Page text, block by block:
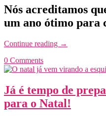
Nós acreditamos
um ano ótimo para
Continue reading →
0 Comments
Já é tempo de
para o Natal!